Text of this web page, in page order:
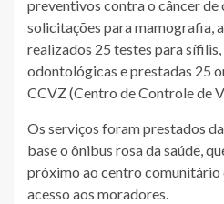
preventivos contra o câncer de
solicitações para mamografia,
realizados 25 testes para
odontológicas e prestadas 25
CCVZ (Centro de Controle de
Os serviços foram prestados
base o ônibus rosa da saúde,
próximo ao centro
acesso aos moradores.